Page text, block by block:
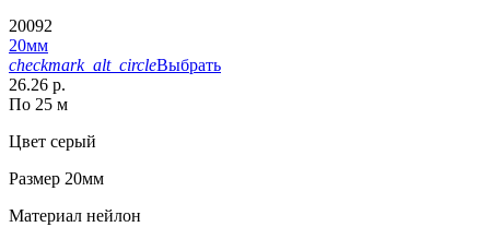
20092
20мм
checkmark_alt_circleВыбрать
26.26 р.
По 25 м
Цвет серый
Размер 20мм
Материал нейлон